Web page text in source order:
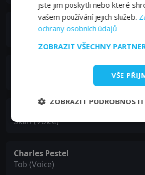
Yann Le Madic
Akkar jeune (Voice)
Skan (Voice)
Charles Pestel
Tob (Voice)
jste jim poskytli nebo které
vašem používání jejich služeb.
ochrany osobních údajů
ZOBRAZIT VŠECHNY
VŠE
ZOBRAZIT PODROBNOSTI